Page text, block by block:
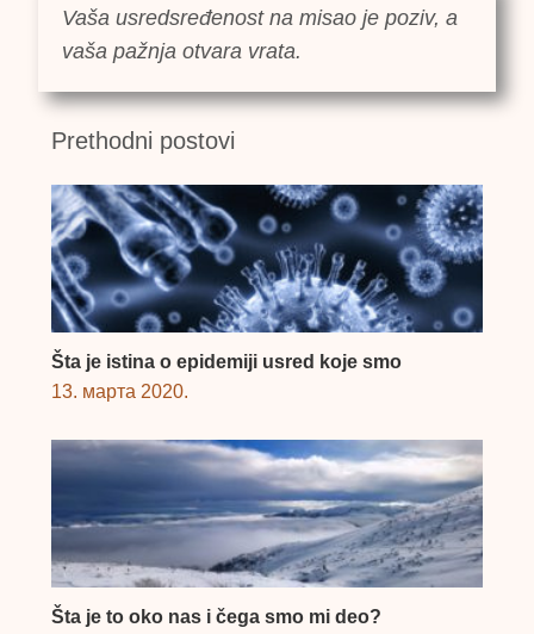
Vaša usredsređenost na misao je poziv, a
vaša pažnja otvara vrata.
Prethodni postovi
Šta je istina o epidemiji usred koje smo
13. марта 2020.
Šta je to oko nas i čega smo mi deo?